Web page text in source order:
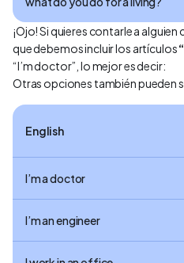
¡Ojo! Si quieres contarle a
que debemos incluir los artículos
“I’m doctor”, lo mejor es decir:
Otras opciones también pueden
English
I’m a doctor
I’m an engineer